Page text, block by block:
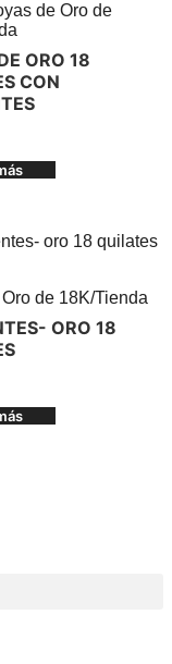
de Oro de
ORO 18
CON
de 18K/Tienda
ORO 18